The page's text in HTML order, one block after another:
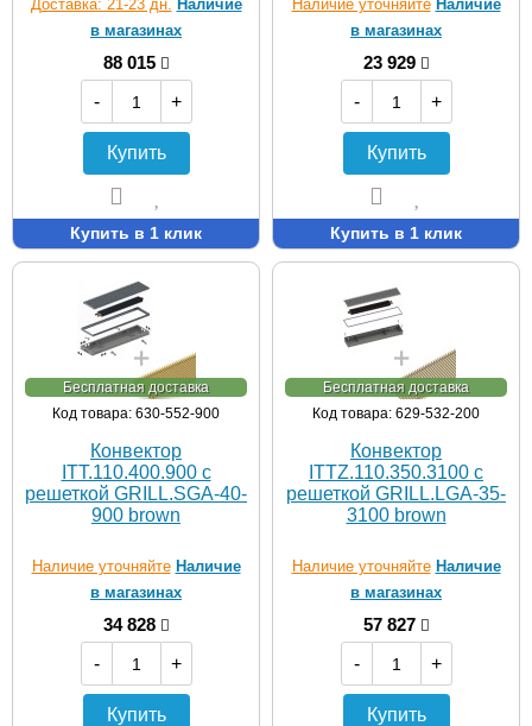
Доставка: 21-23 дн. Наличие
в магазинах
88 015
-
+
Купить
Купить в 1 клик
Наличие уточняйте Наличие
в магазинах
23 929
-
+
Купить
Купить в 1 клик
Бесплатная доставка
Код товара: 630-552-900
Конвектор
ITT.110.400.900 с
решеткой GRILL.SGA-40-
900 brown
Наличие уточняйте Наличие
в магазинах
34 828
-
+
Купить
Бесплатная доставка
Код товара: 629-532-200
Конвектор
ITTZ.110.350.3100 с
решеткой GRILL.LGA-35-
3100 brown
Наличие уточняйте Наличие
в магазинах
57 827
-
+
Купить